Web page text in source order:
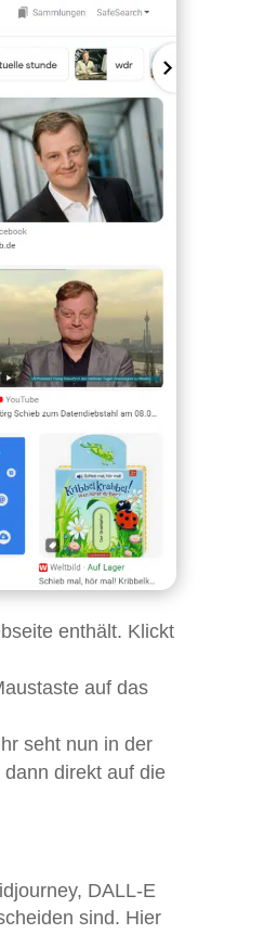
enthält. Klickt
auf das
seht nun in der
direkt auf die
DALL-E
sind. Hier